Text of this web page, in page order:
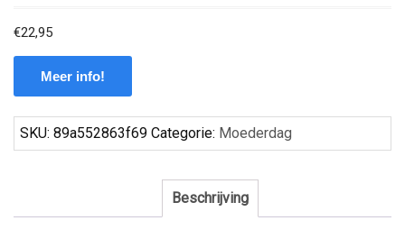
€22,95
Meer info!
SKU: 89a552863f69 Categorie: Moederdag
Beschrijving